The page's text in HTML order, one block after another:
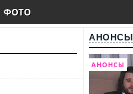
ФОТО
АНОНСЫ
АНОНСЫ